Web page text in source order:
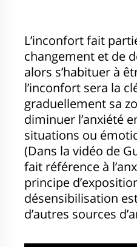
L’inconfort fait
changement et de
alors s’habituer à
l’inconfort sera la
graduellement sa
diminuer l’anxiété
situations ou
(Dans la vidéo de
fait référence à
principe
désensibilisation
d’autres sources